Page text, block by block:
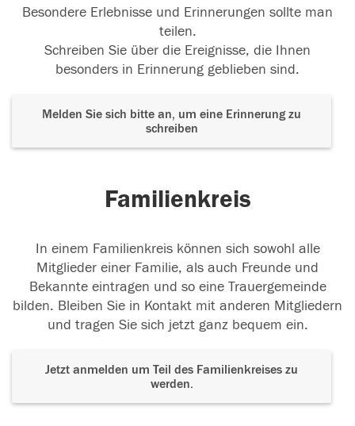
Besondere Erlebnisse und Erinnerungen sollte man
teilen.
Schreiben Sie über die Ereignisse, die Ihnen
besonders in Erinnerung geblieben sind.
Melden Sie sich bitte an, um eine Erinnerung zu
schreiben
Familienkreis
In einem Familienkreis können sich sowohl alle
Mitglieder einer Familie, als auch Freunde und
Bekannte eintragen und so eine Trauergemeinde
bilden. Bleiben Sie in Kontakt mit anderen Mitgliedern
und tragen Sie sich jetzt ganz bequem ein.
Jetzt anmelden um Teil des Familienkreises zu
werden.